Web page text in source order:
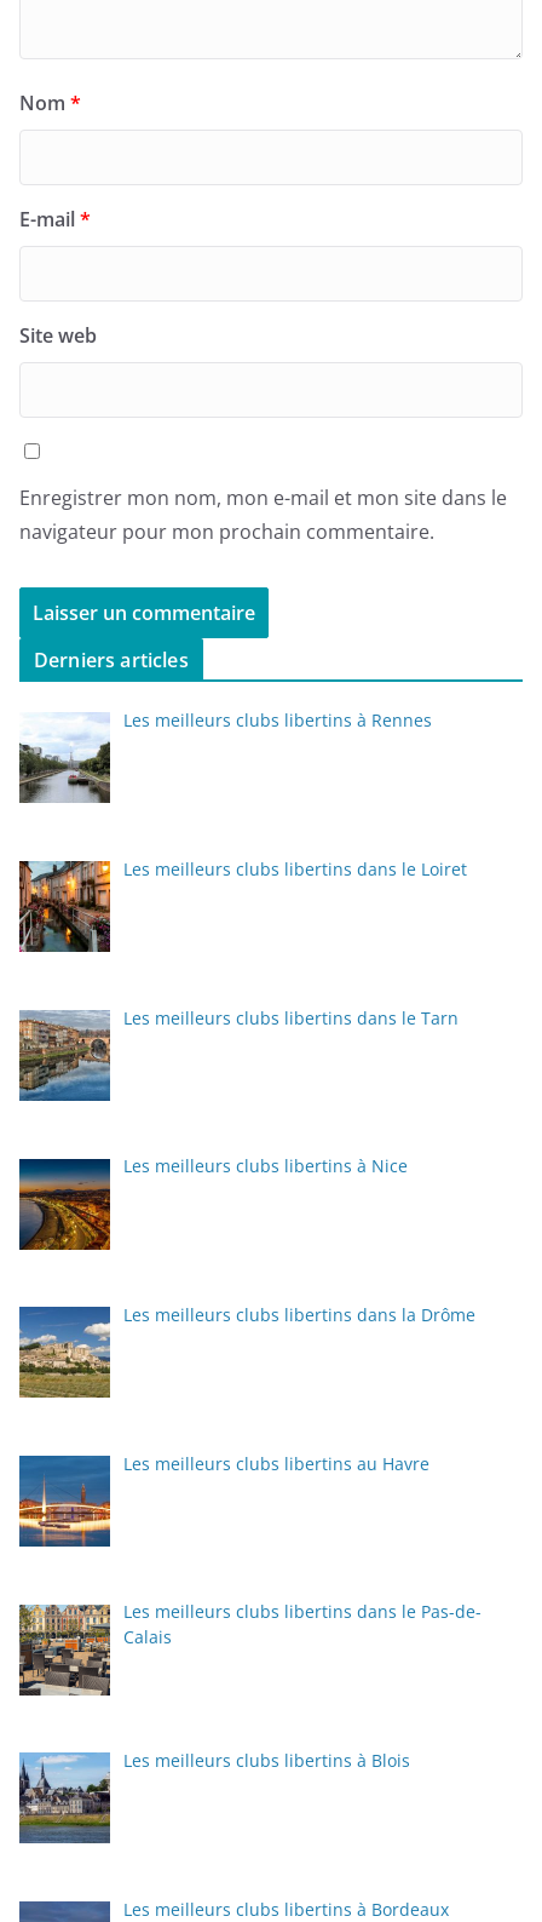
Nom *
E-mail*
Site web
Enregistrer mon nom, mon e-mail et mon site dans le
navigateur pour mon prochain commentaire.
Derniers articles
Les meilleurs clubs libertins à Rennes
Les meilleurs clubs libertins dans le Loiret
Les meilleurs clubs libertins dans le Tarn
Les meilleurs clubs libertins à Nice
Les meilleurs clubs libertins dans la Drôme
Les meilleurs clubs libertins au Havre
Les meilleurs clubs libertins dans le Pas-de-
Calais
Les meilleurs clubs libertins à Blois
Les meilleurs clubs libertins à Bordeaux